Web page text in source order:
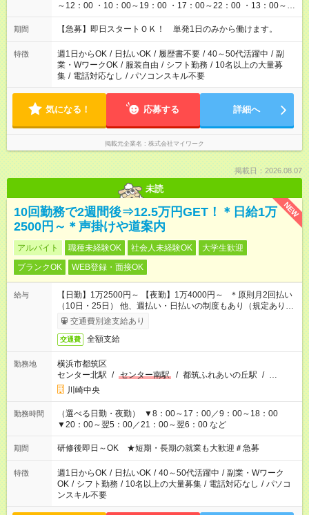
～12：00 ・10：00～19：00 ・17：00～22：00 ・13：00～
22：00 ・22：00～翌6：00 など
期間 【急募】即日スタートＯＫ！ 単発1日のみから働けます。
特徴 週1日からOK / 日払いOK / 履歴書不要 / 40～50代活躍中 / 副
業・WワークOK / 服装自由 / シフト勤務 / 10名以上の大量募
集 / 電話対応なし / パソコンスキル不要
気になる！ 応募する 詳細へ
掲載元企業名 株式会社マイワーク
掲載日：2026.08.07
未読
NEW
10回勤務で2週間後⇒12.5万円GET！＊日給1万
2500円～＊声掛けや道案内
アルバイト 職種未経験OK 社会人未経験OK
大学生歓迎
ブランクOK
WEB登録・面接OK
給与
【日勤】1万2500円～ 【夜勤】1万4000円～ ＊原則月2回払い
（10日・25日） 他、週払い・日払いの制度もあり（規定あり）
＃日収1万円以上
交通費別途支給あり
交通費 全額支給
勤務地
横浜市都筑区
センター北駅 / センター南駅 / 都筑ふれあいの丘駅 / …
川崎中央
勤務時間
（選べる日勤・夜勤） ▼8：00～17：00／9：00～18：00
▼20：00～翌5：00／21：00～翌6：00 など
期間 研修後即日～OK ★短期・長期の就業も大歓迎＃急募
特徴 週1日からOK / 日払いOK / 40～50代活躍中 / 副業・Wワーク
OK / シフト勤務 / 10名以上の大量募集 / 電話対応なし / パソコ
ンスキル不要